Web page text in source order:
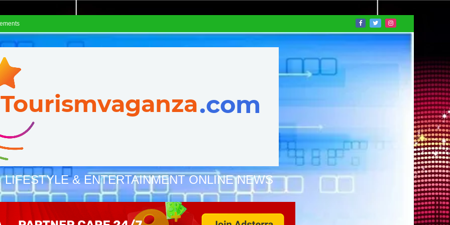
LIFESTYLE & ENTERTAINMENT ONLINE NEWS